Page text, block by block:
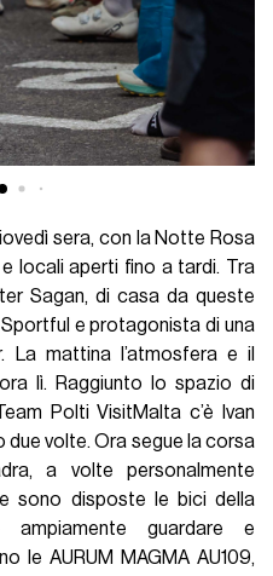
sera, con la Notte Rosa
locali aperti fino a tardi. Tra
Sagan, di casa da queste
Sportful e protagonista di una
La mattina l’atmosfera e il
lì. Raggiunto lo spazio di
Polti VisitMalta c’è Ivan
due volte. Ora segue la corsa
a volte personalmente
sono disposte le bici della
guardare e
le AURUM MAGMA AU109,